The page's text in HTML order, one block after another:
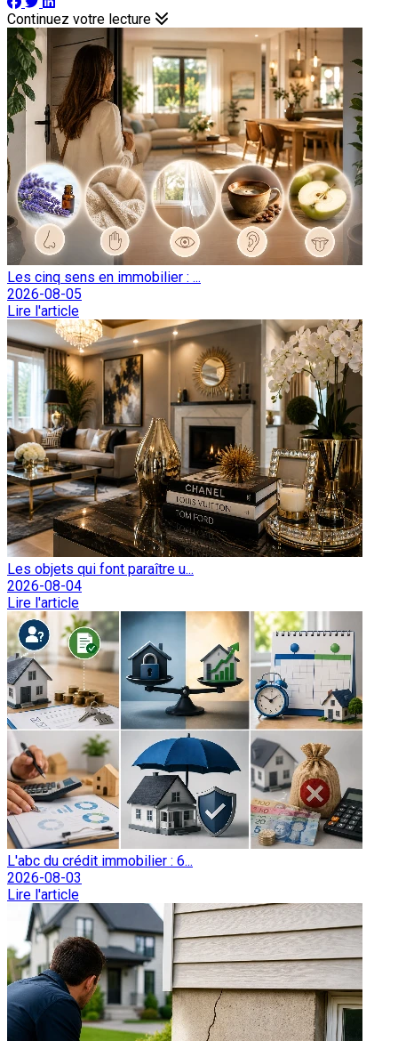
Continuez votre lecture
Les cinq sens en immobilier : ...
2026-08-05
Lire l'article
Les objets qui font paraître u...
2026-08-04
Lire l'article
L'abc du crédit immobilier : 6...
2026-08-03
Lire l'article